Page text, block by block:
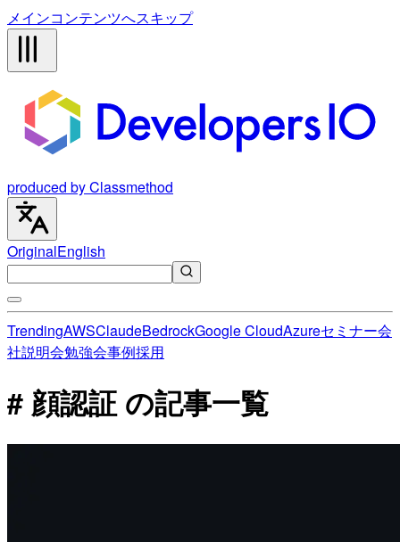
メインコンテンツへスキップ
produced by Classmethod
OriginalEnglish
TrendingAWSClaudeBedrockGoogle CloudAzureセミナー会
社説明会勉強会事例採用
# 顔認証 の記事一覧